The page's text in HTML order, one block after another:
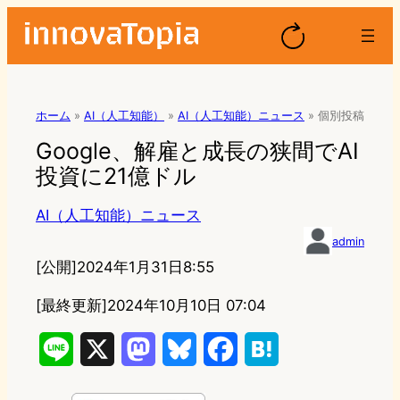
ホーム » AI（人工知能） » AI（人工知能）ニュース » 個別投稿
Google、解雇と成長の狭間でAI
投資に21億ドル
AI（人工知能）ニュース
admin
[公開]2024年1月31日8:55
[最終更新]2024年10月10日 07:04